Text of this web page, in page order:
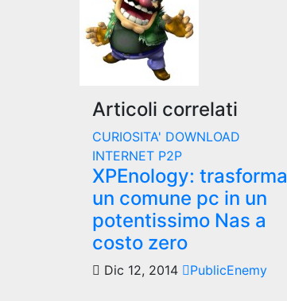
Articoli correlati
CURIOSITA' DOWNLOAD
INTERNET P2P
XPEnology: trasforma
un comune pc in un
potentissimo Nas a
costo zero
Dic 12, 2014 PublicEnemy